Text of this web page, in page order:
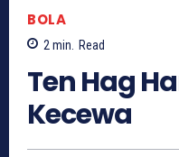
BOLA
2min. Read
Ten Hag
Kecewa